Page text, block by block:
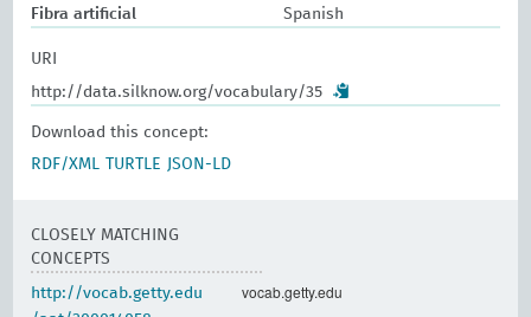
Fibra artificial
Spanish
URI
http://data.silknow.org/vocabulary/35
Download this concept:
RDF/XML
TURTLE JSON-LD
CLOSELY MATCHING
CONCEPTS
http://vocab.getty.edu
vocab.getty.edu